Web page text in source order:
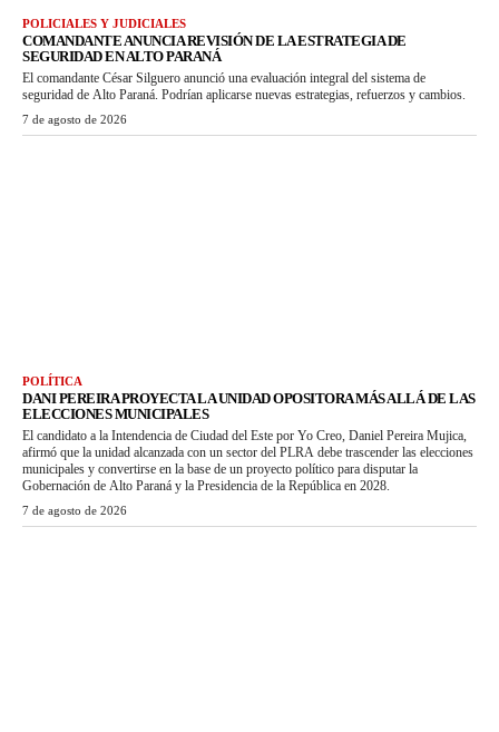
POLICIALES Y JUDICIALES
COMANDANTE ANUNCIA REVISIÓN DE LA ESTRATEGIA DE
SEGURIDAD EN ALTO PARANÁ
El comandante César Silguero anunció una evaluación integral del sistema de
seguridad de Alto Paraná. Podrían aplicarse nuevas estrategias, refuerzos y cambios.
7 de agosto de 2026
POLÍTICA
DANI PEREIRA PROYECTA LA UNIDAD OPOSITORA MÁS ALLÁ DE LAS
ELECCIONES MUNICIPALES
El candidato a la Intendencia de Ciudad del Este por Yo Creo, Daniel Pereira Mujica,
afirmó que la unidad alcanzada con un sector del PLRA debe trascender las elecciones
municipales y convertirse en la base de un proyecto político para disputar la
Gobernación de Alto Paraná y la Presidencia de la República en 2028.
7 de agosto de 2026